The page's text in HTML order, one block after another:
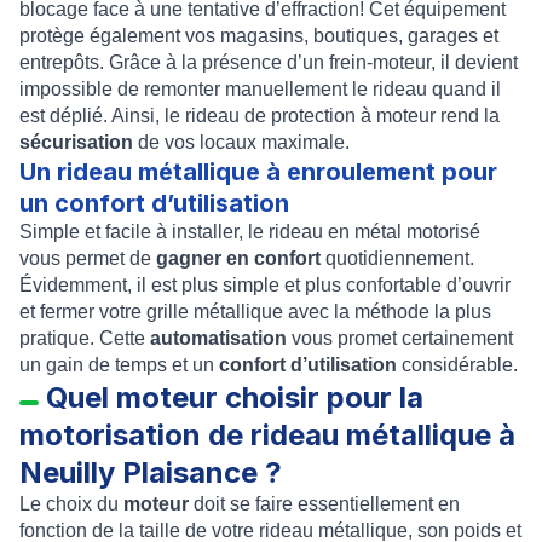
blocage face à une tentative d’effraction! Cet équipement
protège également vos magasins, boutiques, garages et
entrepôts. Grâce à la présence d’un frein-moteur, il devient
impossible de remonter manuellement le rideau quand il
est déplié. Ainsi, le rideau de protection à moteur rend la
sécurisation de vos locaux maximale.
Un rideau métallique à enroulement pour
un confort d’utilisation
Simple et facile à installer, le rideau en métal motorisé
vous permet de gagner en confort quotidiennement.
Évidemment, il est plus simple et plus confortable d’ouvrir
et fermer votre grille métallique avec la méthode la plus
pratique. Cette automatisation vous promet certainement
un gain de temps et un confort d’utilisation considérable.
Quel moteur choisir pour la
motorisation de rideau métallique à
Neuilly Plaisance ?
Le choix du moteur doit se faire essentiellement en
fonction de la taille de votre rideau métallique, son poids et